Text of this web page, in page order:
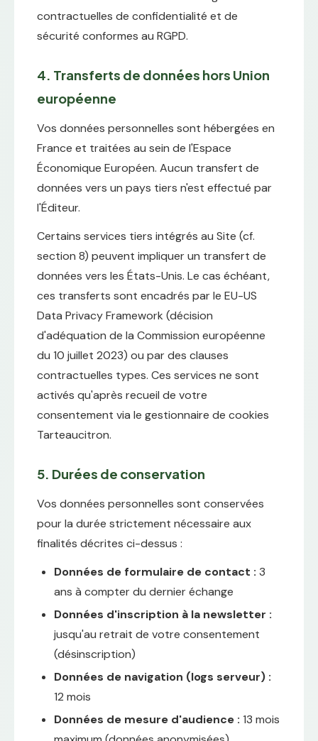
contractuelles de confidentialité et de
sécurité conformes au RGPD.
4. Transferts de données hors Union
européenne
Vos données personnelles sont hébergées en
France et traitées au sein de l'Espace
Économique Européen. Aucun transfert de
données vers un pays tiers n'est effectué par
l'Éditeur.
Certains services tiers intégrés au Site (cf.
section 8) peuvent impliquer un transfert de
données vers les États-Unis. Le cas échéant,
ces transferts sont encadrés par le EU-US
Data Privacy Framework (décision
d'adéquation de la Commission européenne
du 10 juillet 2023) ou par des clauses
contractuelles types. Ces services ne sont
activés qu'après recueil de votre
consentement via le gestionnaire de cookies
Tarteaucitron.
5. Durées de conservation
Vos données personnelles sont conservées
pour la durée strictement nécessaire aux
finalités décrites ci-dessus :
Données de formulaire de contact : 3
ans à compter du dernier échange
Données d'inscription à la newsletter :
jusqu'au retrait de votre consentement
(désinscription)
Données de navigation (logs serveur) :
12 mois
Données de mesure d'audience : 13 mois